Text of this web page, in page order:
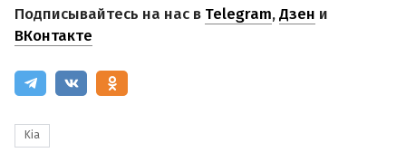
Подписывайтесь на нас в Telegram,Дзен и
ВКонтакте
Kia